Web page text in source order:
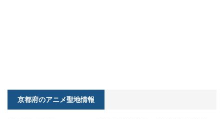
京都府のアニメ聖地情報